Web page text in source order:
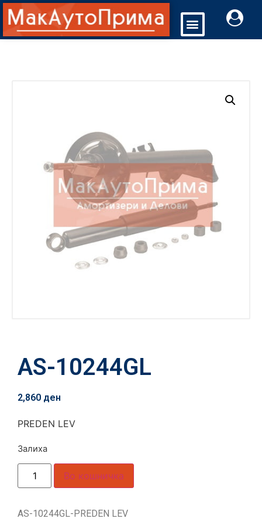
AS-10244GL
2,860 ден
PREDEN LEV
Залиха
Во кошничка
AS-10244GL-PREDEN LEV